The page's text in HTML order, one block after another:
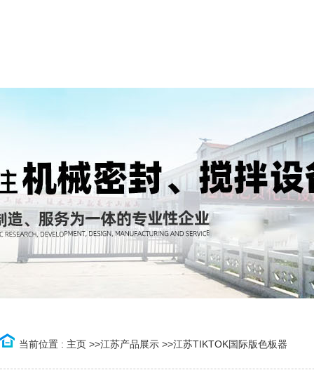
当前位置 : 主页 >>江苏产品展示 >>江苏TIKTOK国际版色板器